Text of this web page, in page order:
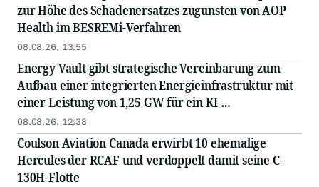
zur Höhe des Schadenersatzes zugunsten von AOP
Health im BESREMi-Verfahren
08.08.26, 13:55
Energy Vault gibt strategische Vereinbarung zum
Aufbau einer integrierten Energieinfrastruktur mit
einer Leistung von 1,25 GW für ein KI-
Rechenzentrum eines Hyperscalers bekannt – in
Zusammenarbeit mit einem führenden EPC...
08.08.26, 12:38
Coulson Aviation Canada erwirbt 10 ehemalige
Hercules der RCAF und verdoppelt damit seine C-
130H-Flotte